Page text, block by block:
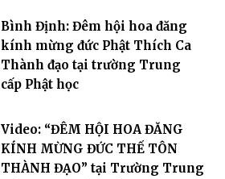
Bình Định: Đêm hội hoa đăng
kính mừng đức Phật Thích Ca
Thành đạo tại trường Trung
cấp Phật học
Video: “ĐÊM HỘI HOA ĐĂNG
KÍNH MỪNG ĐỨC THẾ TÔN
THÀNH ĐẠO” tại Trường Trung